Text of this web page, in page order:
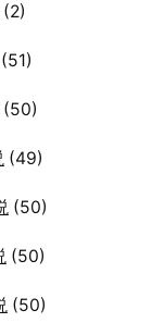
(49)
(50)
(50)
(50)